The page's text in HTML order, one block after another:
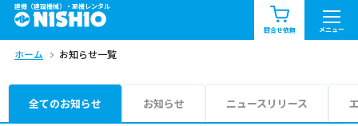
建機（建設機械）・重機レンタル
問合せ依頼 メニュー
商品一覧 お知らせ一覧
問合せ依頼リスト
エリア情報を見る
ホーム お知らせ一覧
全てのお知らせ お知らせ ニュースリリース